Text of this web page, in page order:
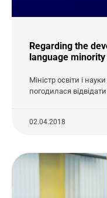
Regarding the
language
Міністр освіти і
погодилася
02.04.2018